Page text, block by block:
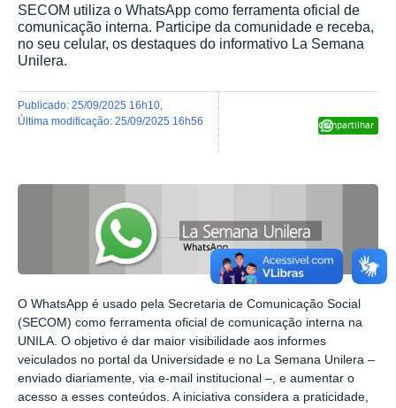
SECOM utiliza o WhatsApp como ferramenta oficial de
comunicação interna. Participe da comunidade e receba,
no seu celular, os destaques do informativo La Semana
Unilera.
Compartilhar
publicado: 25/09/2025 16h10
última modificação: 25/09/2025 16h56
O WhatsApp é usado pela Secretaria de Comunicação Social
(SECOM) como ferramenta oficial de comunicação interna na
UNILA. O objetivo é dar maior visibilidade aos informes
veiculados no portal da Universidade e no La Semana Unilera –
enviado diariamente, via e-mail institucional –, e aumentar o
acesso a esses conteúdos. A iniciativa considera a praticidade,